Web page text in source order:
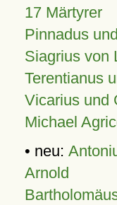
17 Märtyrer
Pinnadus
Siagrius von
Terentianus
Vicarius und
Michael
• neu:
Arnold